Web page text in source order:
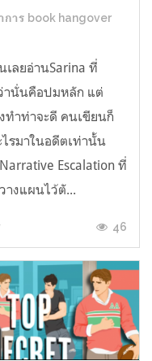
การ book hangover
ลยอ่านSarina ที่
านั่นคือปมหลัก แต่
ำท่าจะดี คนเขียนก็
รมาในอดีตเท่านั้น
Escalation ที่
างแผนไว้ตั...
46